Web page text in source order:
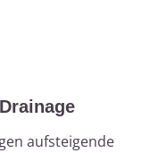
aufsteigende